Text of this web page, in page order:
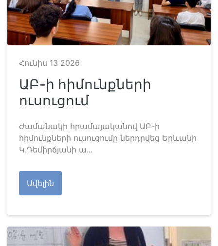
Հունիս 13 2026
ԱԲ-ի հիմունքների
ուսուցում
Ժամանակի հրամայականով ԱԲ-ի
հիմունքների ուսուցումը ներդրվեց Երևանի
Կ.Դեմիրճյանի ա...
Ավելին